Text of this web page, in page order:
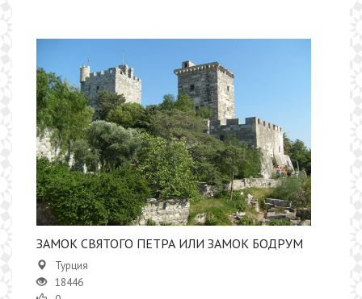
​ЗАМОК СВЯТОГО ПЕТРА ИЛИ ЗАМОК БОДРУМ
Турция
18446